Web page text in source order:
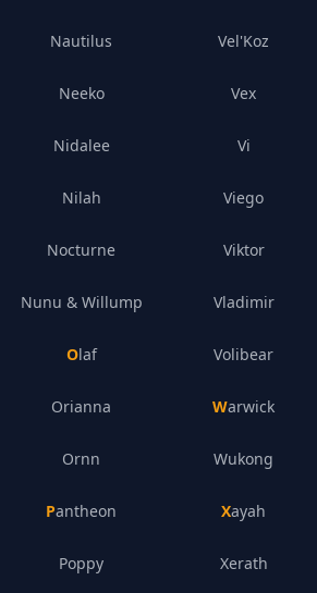
Nautilus
Neeko
Nidalee
Nilah
Nocturne
Nunu & Willump
Olaf
Orianna
Ornn
Pantheon
Poppy
Vel'Koz
Vex
Vi
Viego
Viktor
Vladimir
Volibear
Warwick
Wukong
Xayah
Xerath